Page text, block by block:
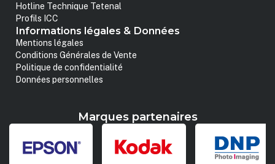
Hotline Technique Tetenal
Profils ICC
Informations légales & Données
Mentions légales
Conditions Générales de Vente
Politique de confidentialité
Données personnelles
Marques partenaires